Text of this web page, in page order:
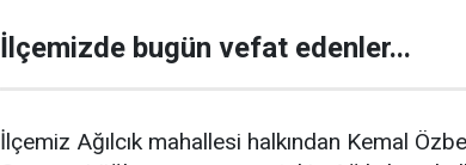
İlçemizde bugün vefat edenler...
İlçemiz Ağılcık mahallesi halkından Kemal